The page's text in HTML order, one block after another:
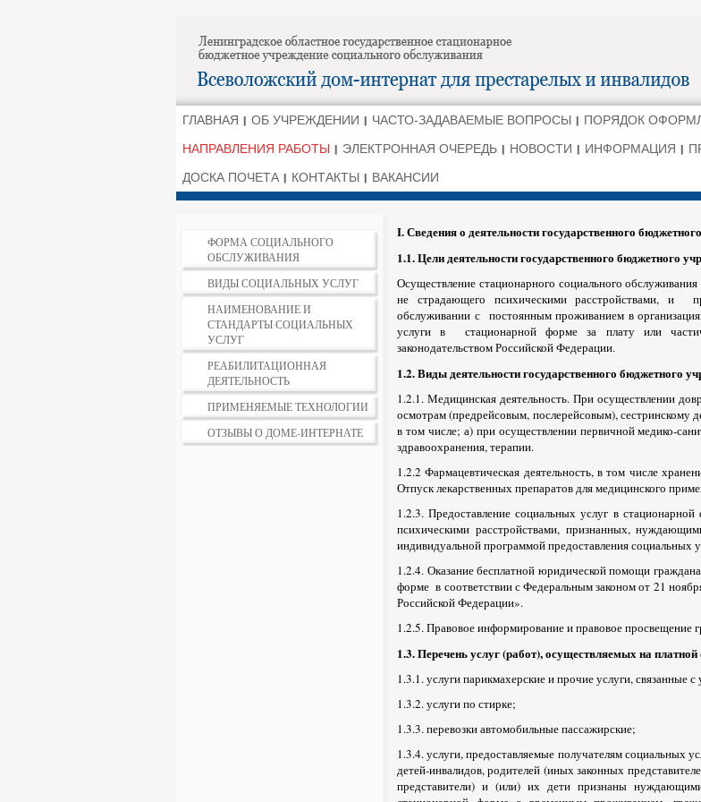
ГЛАВНАЯ ОБ УЧРЕЖДЕНИИ ЧАСТО-ЗАДАВАЕМЫЕ ВОПРОСЫ ПОРЯДОК
НАПРАВЛЕНИЯ РАБОТЫ
ЭЛЕКТРОННАЯ ОЧЕРЕДЬ НОВОСТИ ИНФОРМАЦИЯ
ДОСКА ПОЧЕТА
КОНТАКТЫ ВАКАНСИИ
ФОРМА СОЦИАЛЬНОГО
ОБСЛУЖИВАНИЯ
ВИДЫ СОЦИАЛЬНЫХ УСЛУГ
НАИМЕНОВАНИЕ И
СТАНДАРТЫ СОЦИАЛЬНЫХ
УСЛУГ
РЕАБИЛИТАЦИОННАЯ
ДЕЯТЕЛЬНОСТЬ
ПРИМЕНЯЕМЫЕ ТЕХНОЛОГИИ
ОТЗЫВЫ О ДОМЕ-ИНТЕРНАТЕ
I. Сведения о деятельности государственного
1.1. Цели деятельности государственного бюджетного
Осуществление стационарного социального
не страдающего психическими расстройствами, и
обслуживании с постоянным проживанием в
услуги в стационарной форме за плату или
законодательством Российской Федерации.
1.2. Виды деятельности государственного бюджетного
1.2.1. Медицинская деятельность. При осуществлении
осмотрам (предрейсовым, послерейсовым),
в том числе; а) при осуществлении первичной медико-
здравоохранения, терапии.
1.2.2 Фармацевтическая деятельность, в том числе
Отпуск лекарственных препаратов для медицинского
1.2.3. Предоставление социальных услуг в
психическими расстройствами, признанных,
индивидуальной программой предоставления социальных
1.2.4. Оказание бесплатной юридической помощи
форме в соответствии с Федеральным законом от 21
Российской Федерации».
1.2.5. Правовое информирование и правовое просвещение
1.3. Перечень услуг (работ), осуществляемых на платной
1.3.1. услуги парикмахерские и прочие услуги, связанные
1.3.2. услуги по стирке;
1.3.3. перевозки автомобильные пассажирские;
1.3.4. услуги, предоставляемые получателям социальных
детей-инвалидов, родителей (иных законных
представители) и (или) их дети признаны